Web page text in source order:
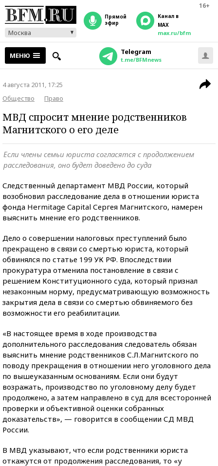
16+
Москва
прямой
эфир
Канал в
MAX
max.ru/bfm
МЕНЮ Telegram
t.me/BFMnews
4 августа 2011, 17:25
Общество
Право
МВД спросит мнение родственников
Магнитского о его деле
Если члены семьи юриста согласятся с продолжением
расследования, оно будет доведено до суда
Следственный департамент МВД России, который
возобновил расследование дела в отношении юриста
фонда Hermitage Capital Сергея Магнитского, намерен
выяснить мнение его родственников.
Дело о совершении налоговых преступлений было
прекращено в связи со смертью юриста, который
обвинялся по статье 199 УК РФ. Впоследствии
прокуратура отменила постановление в связи с
решением Конституционного суда, который признал
незаконным норму, предусматривающую возможность
закрытия дела в связи со смертью обвиняемого без
возможности его реабилитации.
«В настоящее время в ходе производства
дополнительного расследования следователь обязан
выяснить мнение родственников С.Л.Магнитского по
поводу прекращения в отношении него уголовного дела
по вышеуказанным основаниям. Если они будут
возражать, производство по уголовному делу будет
продолжено, а затем направлено в суд для всесторонней
проверки и объективной оценки собранных
доказательств», — говорится в сообщении СД МВД
России.
В МВД указывают, что если родственники юриста
откажутся от продолжения расследования, то «у